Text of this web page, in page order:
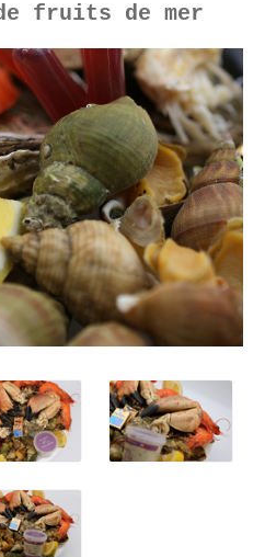
fruits de mer